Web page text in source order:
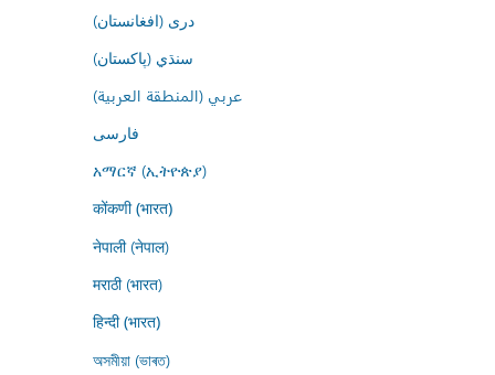
درى (افغانستان)
سنڌي (پاکستان)
عربي (المنطقة العربية)
فارسى
አማርኛ (ኢትዮጵያ)
कोंकणी (भारत)
नेपाली (नेपाल)
मराठी (भारत)
हिन्दी (भारत)
অসমীয়া (ভাৰত)